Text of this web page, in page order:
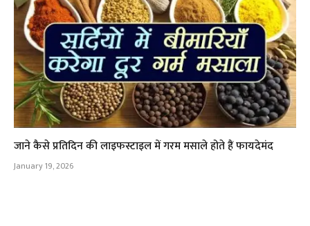
जाने कैसे प्रतिदिन की लाइफस्टाइल में गरम मसाले होते हैं फायदेमंद
January 19, 2026